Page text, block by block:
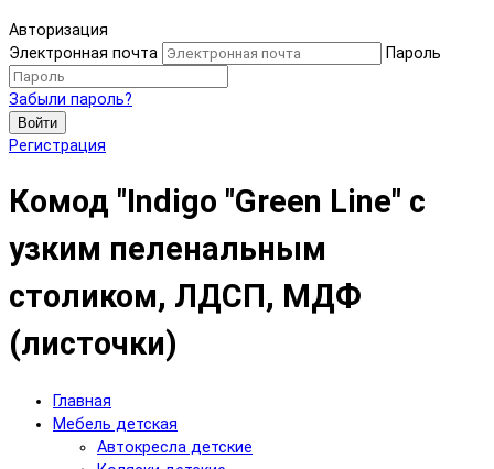
Авторизация
Электронная почта
Пароль
Забыли пароль?
Войти
Регистрация
Комод "Indigo "Green Line" с
узким пеленальным
столиком, ЛДСП, МДФ
(листочки)
Главная
Мебель детская
Автокресла детские